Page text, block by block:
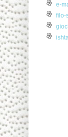
e-
filo-